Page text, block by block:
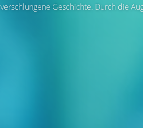
Geschichte. Durch die